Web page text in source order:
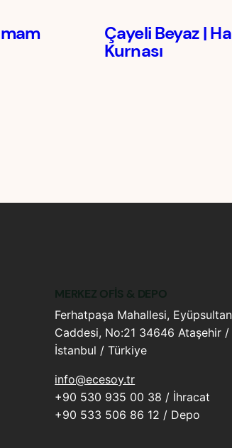
Çayeli Beyaz |
Kurnası
MERKEZ OFIS & DEPO
Ferhatpaşa Mahallesi, Eyüpsultan
Caddesi, No:21 34646 Ataşehir /
İstanbul / Türkiye
info@ecesoy.tr
+90 530 935 00 38 / İhracat
+90 533 506 86 12 / Depo